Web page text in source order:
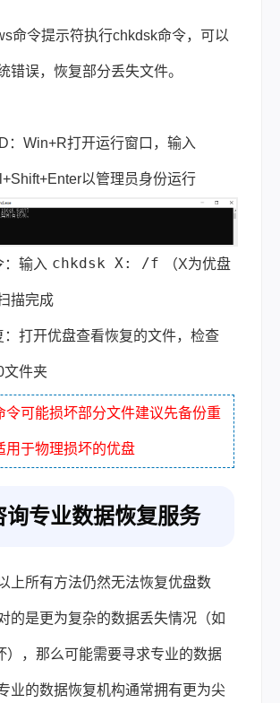
命令提示符执行chkdsk命令，可以
错误，恢复部分丢失文件。
：Win+R打开运行窗口，输入
以管理员身份运行
：输入 chkdsk X: /f （X为优盘
描完成
：打开优盘查看恢复的文件，检查
文件夹
令可能损坏部分文件建议先备份重
用于物理损坏的优盘
询专业数据恢复服务
上所有方法仍然无法恢复优盘数
的是更为复杂的数据丢失情况（如
），那么可能需要寻求专业的数据
业的数据恢复机构通常拥有更为尖